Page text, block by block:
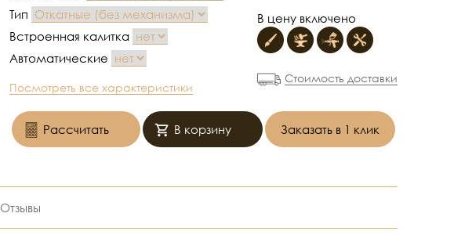
Тип
Встроенная калитка
Автоматические
Посмотреть все характеристики
В цену включено
Стоимость доставки
Рассчитать В корзину Заказать в 1 клик
Отзывы